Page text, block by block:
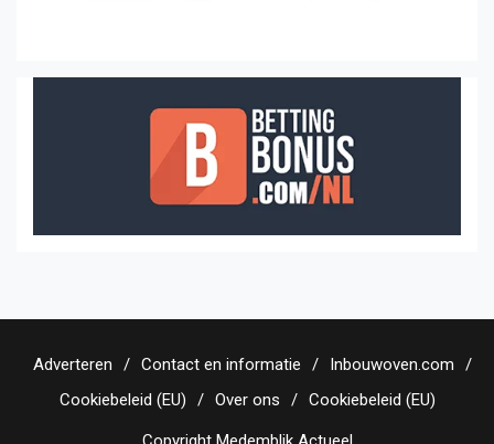
Adverteren Contact en informatie
Inbouwoven.com
Cookiebeleid (EU)
Over ons Cookiebeleid (EU)